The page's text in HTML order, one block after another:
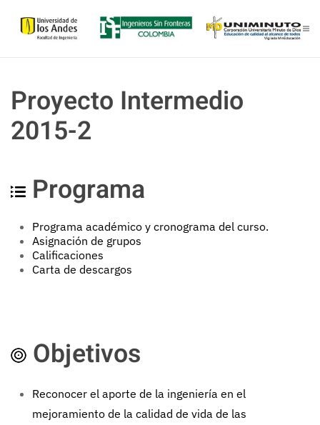
Skip to main content
Proyecto Intermedio
2015-2
Programa
Programa académico y cronograma del curso.
Asignación de grupos
Calificaciones
Carta de descargos
Objetivos
Reconocer el aporte de la ingeniería en el
mejoramiento de la calidad de vida de las